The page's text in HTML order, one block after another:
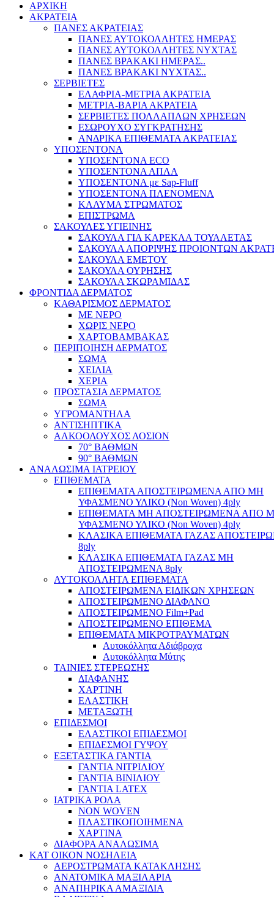
ΑΡΧΙΚΗ
ΑΚΡΑΤΕΙΑ
ΠΑΝΕΣ ΑΚΡΑΤΕΙΑΣ
ΠΑΝΕΣ ΑΥΤΟΚΟΛΛΗΤΕΣ ΗΜΕΡΑΣ
ΠΑΝΕΣ ΑΥΤΟΚΟΛΛΗΤΕΣ ΝΥΧΤΑΣ
ΠΑΝΕΣ ΒΡΑΚΑΚΙ ΗΜΕΡΑΣ..
ΠΑΝΕΣ ΒΡΑΚΑΚΙ ΝΥΧΤΑΣ..
ΣΕΡΒΙΕΤΕΣ
ΕΛΑΦΡΙΑ-ΜΕΤΡΙΑ ΑΚΡΑΤΕΙΑ
ΜΕΤΡΙΑ-ΒΑΡΙΑ ΑΚΡΑΤΕΙΑ
ΣΕΡΒΙΕΤΕΣ ΠΟΛΛΑΠΛΩΝ ΧΡΗΣΕΩΝ
ΕΣΩΡΟΥΧΟ ΣΥΓΚΡΑΤΗΣΗΣ
ΑΝΔΡΙΚΑ ΕΠΙΘΕΜΑΤΑ ΑΚΡΑΤΕΙΑΣ
ΥΠΟΣΕΝΤΟΝΑ
ΥΠΟΣΕΝΤΟΝΑ ECO
ΥΠΟΣΕΝΤΟΝΑ ΑΠΛΑ
ΥΠΟΣΕΝΤΟΝΑ με Sap-Fluff
ΥΠΟΣΕΝΤΟΝΑ ΠΛΕΝΟΜΕΝΑ
ΚΑΛΥΜΑ ΣΤΡΩΜΑΤΟΣ
ΕΠΙΣΤΡΩΜΑ
ΣΑΚΟΥΛΕΣ ΥΓΙΕΙΝΗΣ
ΣΑΚΟΥΛΑ ΓΙΑ ΚΑΡΕΚΛΑ ΤΟΥΑΛΕΤΑΣ
ΣΑΚΟΥΛΑ ΑΠΟΡΙΨΗΣ ΠΡΟΙΟΝΤΩΝ
ΣΑΚΟΥΛΑ ΕΜΕΤΟΥ
ΣΑΚΟΥΛΑ ΟΥΡΗΣΗΣ
ΣΑΚΟΥΛΑ ΣΚΩΡΑΜΙΔΑΣ
ΦΡΟΝΤΙΔΑ ΔΕΡΜΑΤΟΣ
ΚΑΘΑΡΙΣΜΟΣ ΔΕΡΜΑΤΟΣ
ΜΕ ΝΕΡΟ
ΧΩΡΙΣ ΝΕΡΟ
ΧΑΡΤΟΒΑΜΒΑΚΑΣ
ΠΕΡΙΠΟΙΗΣΗ ΔΕΡΜΑΤΟΣ
ΣΩΜΑ
ΧΕΙΛΙΑ
ΧΕΡΙΑ
ΠΡΟΣΤΑΣΙΑ ΔΕΡΜΑΤΟΣ
ΣΩΜΑ
ΥΓΡΟΜΑΝΤΗΛΑ
ΑΝΤΙΣΗΠΤΙΚΑ
ΑΛΚΟΟΛΟΥΧΟΣ ΛΟΣΙΟΝ
70° ΒΑΘΜΩΝ
90° ΒΑΘΜΩΝ
ΑΝΑΛΩΣΙΜΑ ΙΑΤΡΕΙΟΥ
ΕΠΙΘΕΜΑΤΑ
ΕΠΙΘΕΜΑΤΑ ΑΠΟΣΤΕΙΡΩΜΕΝΑ ΑΠΟ ΜΗ
ΥΦΑΣΜΕΝΟ ΥΛΙΚΟ (Non Woven) 4ply
ΕΠΙΘΕΜΑΤΑ ΜΗ ΑΠΟΣΤΕΙΡΩΜΕΝΑ ΑΠΟ
ΥΦΑΣΜΕΝΟ ΥΛΙΚΟ (Non Woven) 4ply
ΚΛΑΣΙΚΑ ΕΠΙΘΕΜΑΤΑ ΓΑΖΑΣ
8ply
ΚΛΑΣΙΚΑ ΕΠΙΘΕΜΑΤΑ ΓΑΖΑΣ ΜΗ
ΑΠΟΣΤΕΙΡΩΜΕΝΑ 8ply
ΑΥΤΟΚΟΛΛΗΤΑ ΕΠΙΘΕΜΑΤΑ
ΑΠΟΣΤΕΙΡΩΜΕΝΑ ΕΙΔΙΚΩΝ ΧΡΗΣΕΩΝ
ΑΠΟΣΤΕΙΡΩΜΕΝΟ ΔΙΑΦΑΝΟ
ΑΠΟΣΤΕΙΡΩΜΕΝΟ Film+Pad
ΑΠΟΣΤΕΙΡΩΜΕΝΟ ΕΠΙΘΕΜΑ
ΕΠΙΘΕΜΑΤΑ ΜΙΚΡΟΤΡΑΥΜΑΤΩΝ
Αυτοκόλλητα Αδιάβροχα
Αυτοκόλλητα Μύτης
ΤΑΙΝΙΕΣ ΣΤΕΡΕΩΣΗΣ
ΔΙΑΦΑΝΗΣ
ΧΑΡΤΙΝΗ
ΕΛΑΣΤΙΚΗ
ΜΕΤΑΞΩΤΗ
ΕΠΙΔΕΣΜΟΙ
ΕΛΑΣΤΙΚΟΙ ΕΠΙΔΕΣΜΟΙ
ΕΠΙΔΕΣΜΟΙ ΓΥΨΟΥ
ΕΞΕΤΑΣΤΙΚΑ ΓΑΝΤΙΑ
ΓΑΝΤΙΑ ΝΙΤΡΙΛΙΟΥ
ΓΑΝΤΙΑ ΒΙΝΙΛΙΟΥ
ΓΑΝΤΙΑ LATEX
ΙΑΤΡΙΚΑ ΡΟΛΑ
NON WOVEN
ΠΛΑΣΤΙΚΟΠΟΙΗΜΕΝΑ
ΧΑΡΤΙΝΑ
ΔΙΑΦΟΡΑ ΑΝΑΛΩΣΙΜΑ
ΚΑΤ ΟΙΚΟΝ ΝΟΣΗΛΕΙΑ
ΑΕΡΟΣΤΡΩΜΑΤΑ ΚΑΤΑΚΛΗΣΗΣ
ΑΝΑΤΟΜΙΚΑ ΜΑΞΙΛΑΡΙΑ
ΑΝΑΠΗΡΙΚΑ ΑΜΑΞΙΔΙΑ